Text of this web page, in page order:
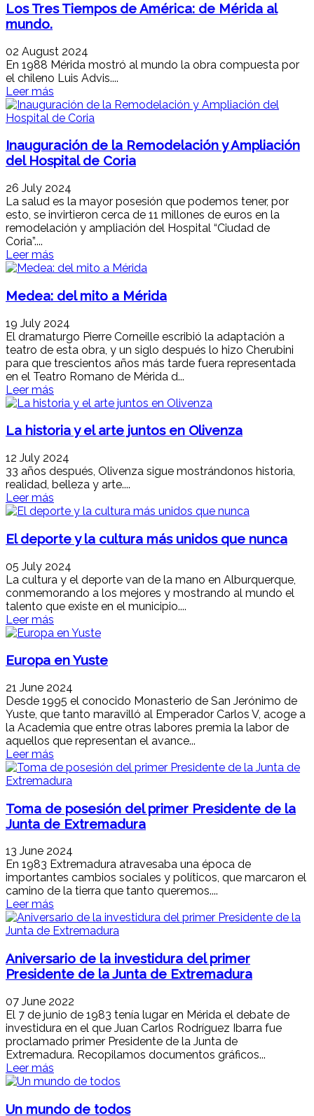
Los Tres Tiempos de América: de Mérida al
mundo.
02 August 2024
En 1988 Mérida mostró al mundo la obra compuesta por
el chileno Luis Advis....
Leer más
Inauguración de la Remodelación y Ampliación
del Hospital de Coria
26 July 2024
La salud es la mayor posesión que podemos tener, por
esto, se invirtieron cerca de 11 millones de euros en la
remodelación y ampliación del Hospital “Ciudad de
Coria”....
Leer más
Medea: del mito a Mérida
19 July 2024
El dramaturgo Pierre Corneille escribió la adaptación a
teatro de esta obra, y un siglo después lo hizo Cherubini
para que trescientos años más tarde fuera representada
en el Teatro Romano de Mérida d...
Leer más
La historia y el arte juntos en Olivenza
12 July 2024
33 años después, Olivenza sigue mostrándonos historia,
realidad, belleza y arte....
Leer más
El deporte y la cultura más unidos que nunca
05 July 2024
La cultura y el deporte van de la mano en Alburquerque,
conmemorando a los mejores y mostrando al mundo el
talento que existe en el municipio....
Leer más
Europa en Yuste
21 June 2024
Desde 1995 el conocido Monasterio de San Jerónimo de
Yuste, que tanto maravilló al Emperador Carlos V, acoge a
la Academia que entre otras labores premia la labor de
aquellos que representan el avance...
Leer más
Toma de posesión del primer Presidente de la
Junta de Extremadura
13 June 2024
En 1983 Extremadura atravesaba una época de
importantes cambios sociales y políticos, que marcaron el
camino de la tierra que tanto queremos....
Leer más
Aniversario de la investidura del primer
Presidente de la Junta de Extremadura
07 June 2022
El 7 de junio de 1983 tenía lugar en Mérida el debate de
investidura en el que Juan Carlos Rodríguez Ibarra fue
proclamado primer Presidente de la Junta de
Extremadura. Recopilamos documentos gráficos...
Leer más
Un mundo de todos